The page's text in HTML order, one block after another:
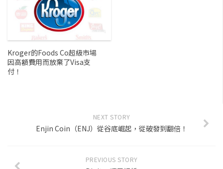
Kroger的Foods Co超級市場
因高額費用而放棄了Visa支
付！
NEXT STORY
Enjin Coin（ENJ）從谷底崛起，從破發到翻倍！
PREVIOUS STORY